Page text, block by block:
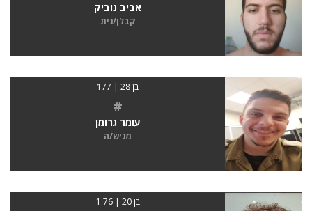
אביב נוביק
קבלן/נית
בן 28 | 177
#
עומר גרומן
מגיש/ה
בן 20 | 1.76